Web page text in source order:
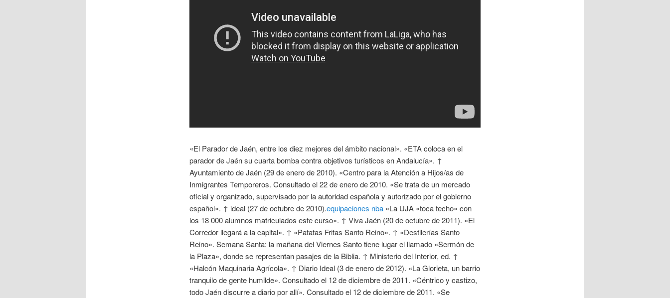
«El Parador de Jaén, entre los diez mejores del ámbito nacional». «ETA coloca en el
parador de Jaén su cuarta bomba contra objetivos turísticos en Andalucía». ↑
Ayuntamiento de Jaén (29 de enero de 2010). «Centro para la Atención a Hijos/as de
Inmigrantes Temporeros. Consultado el 22 de enero de 2010. «Se trata de un mercado
oficial y organizado, supervisado por la autoridad española y autorizado por el gobierno
español». ↑ ideal (27 de octubre de 2010).equipaciones nba«La UJA «toca techo» con
los 18 000 alumnos matriculados este curso». ↑ Viva Jaén (20 de octubre de 2011). «El
Corredor llegará a la capital». ↑ «Patatas Fritas Santo Reino». ↑ «Destilerías Santo
Reino». Semana Santa: la mañana del Viernes Santo tiene lugar el llamado «Sermón de
la Plaza», donde se representan pasajes de la Biblia. ↑ Ministerio del Interior, ed. ↑
«Halcón Maquinaria Agrícola». ↑ Diario Ideal (3 de enero de 2012). «La Glorieta, un barrio
tranquilo de gente humilde». Consultado el 12 de diciembre de 2011. «Céntrico y castizo,
todo Jaén discurre a diario por allí». Consultado el 12 de diciembre de 2011. «Se